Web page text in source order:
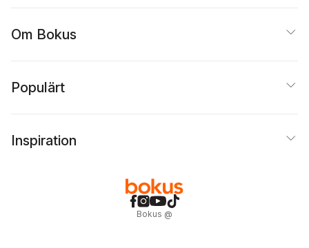
Om Bokus
Populärt
Inspiration
Bokus @